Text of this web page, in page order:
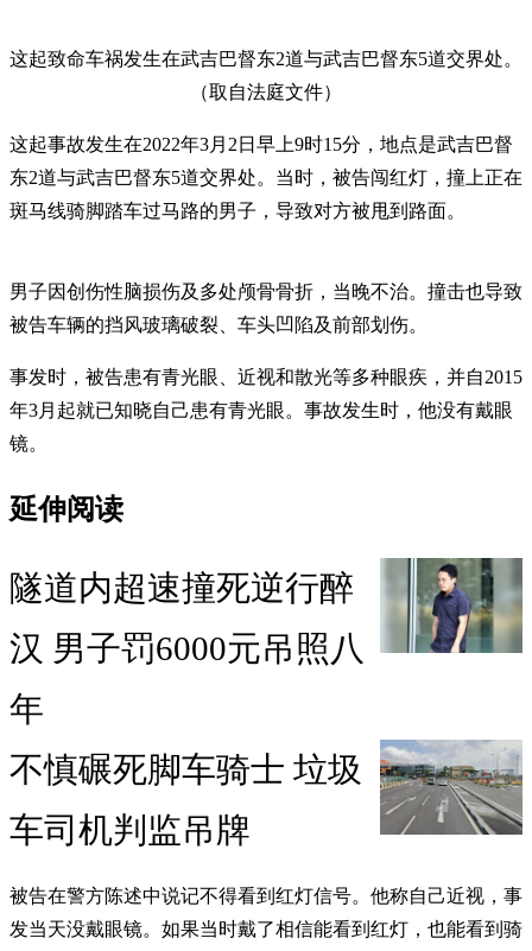
这起致命车祸发生在武吉巴督东2道与武吉巴督东5道交界处。
（取自法庭文件）
这起事故发生在2022年3月2日早上9时15分，地点是武吉巴督
东2道与武吉巴督东5道交界处。当时，被告闯红灯，撞上正在
斑马线骑脚踏车过马路的男子，导致对方被甩到路面。
男子因创伤性脑损伤及多处颅骨骨折，当晚不治。撞击也导致
被告车辆的挡风玻璃破裂、车头凹陷及前部划伤。
事发时，被告患有青光眼、近视和散光等多种眼疾，并自2015
年3月起就已知晓自己患有青光眼。事故发生时，他没有戴眼
镜。
延伸阅读
隧道内超速撞死逆行醉
汉 男子罚6000元吊照八
年
不慎碾死脚车骑士 垃圾
车司机判监吊牌
被告在警方陈述中说记不得看到红灯信号。他称自己近视，事
发当天没戴眼镜。如果当时戴了相信能看到红灯，也能看到骑